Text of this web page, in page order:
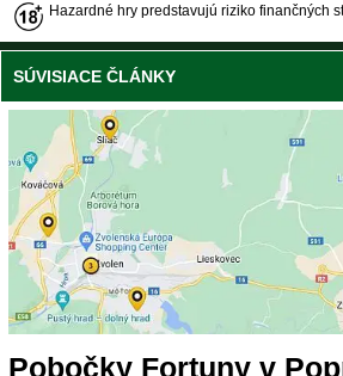
Hazardné hry predstavujú riziko finančných
SÚVISIACE ČLÁNKY
Pobočky Fortuny v